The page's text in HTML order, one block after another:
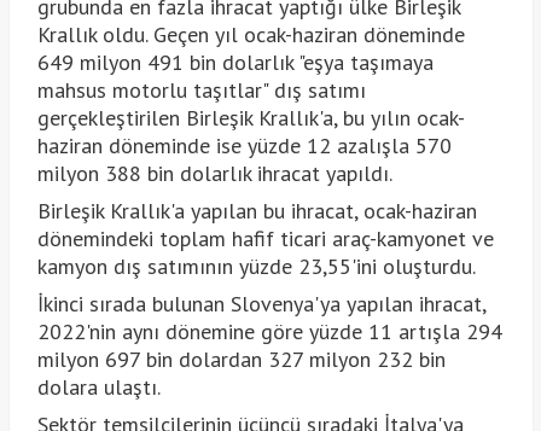
grubunda en fazla ihracat yaptığı ülke Birleşik
Krallık oldu. Geçen yıl ocak-haziran döneminde
649 milyon 491 bin dolarlık "eşya taşımaya
mahsus motorlu taşıtlar" dış satımı
gerçekleştirilen Birleşik Krallık'a, bu yılın ocak-
haziran döneminde ise yüzde 12 azalışla 570
milyon 388 bin dolarlık ihracat yapıldı.
Birleşik Krallık'a yapılan bu ihracat, ocak-haziran
dönemindeki toplam hafif ticari araç-kamyonet ve
kamyon dış satımının yüzde 23,55'ini oluşturdu.
İkinci sırada bulunan Slovenya'ya yapılan ihracat,
2022'nin aynı dönemine göre yüzde 11 artışla 294
milyon 697 bin dolardan 327 milyon 232 bin
dolara ulaştı.
Sektör temsilcilerinin üçüncü sıradaki İtalya'ya